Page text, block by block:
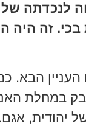
לנכדתה של
בכי. זה
העניין הבא.
במחלת